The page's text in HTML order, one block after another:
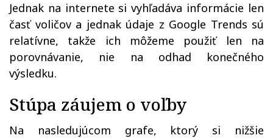
Jednak na internete si vyhľadáva informácie len
časť voličov a jednak údaje z Google Trends sú
relatívne, takže ich môžeme použiť len na
porovnávanie, nie na odhad konečného
výsledku.
Stúpa záujem o voľby
Na nasledujúcom grafe, ktorý si nižšie